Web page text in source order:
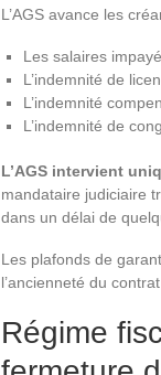
L’AGS avance les
Les salaires
L’indemnité de
L’indemnité
L’indemnité de
L’AGS intervient
mandataire judiciaire
dans un délai de
Les plafonds de
l’ancienneté du
Régime